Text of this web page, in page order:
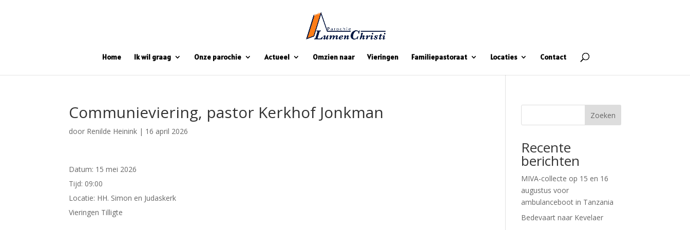
Home Ik wil graag Onze parochie Actueel Omzien naar Vieringen Familiepastoraat Locaties Contact
Communieviering, pastor Kerkhof Jonkman
door Renilde Heinink | 16 april 2026
Datum: 15 mei 2026
Tijd: 09:00
Locatie: HH. Simon en Judaskerk
Vieringen Tilligte
Zoeken
Recente
berichten
MIVA-collecte op 15 en 16
augustus voor
ambulanceboot in Tanzania
Bedevaart naar Kevelaer